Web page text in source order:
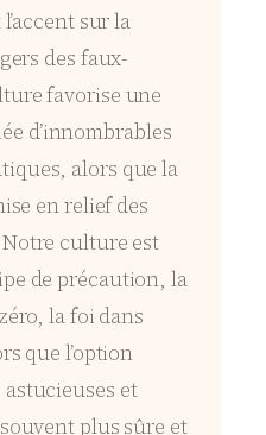
sur la
des faux-
favorise une
d’innombrables
alors que la
en relief des
culture est
de précaution, la
la foi dans
que l’option
et
plus sûre et